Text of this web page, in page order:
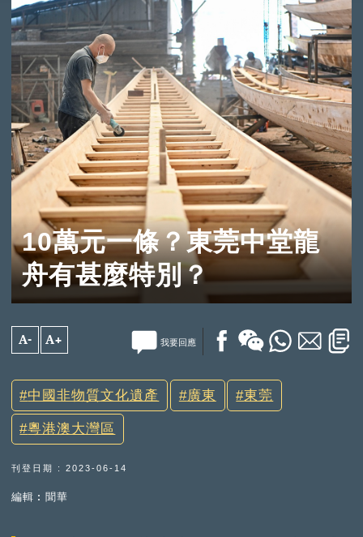
10萬元一條？東莞中堂龍
舟有甚麼特別？
A- A+ 我要回應
中國非物質文化遺產 廣東 東莞
粵港澳大灣區
刊登日期 : 2023-06-14
編輯︰聞華